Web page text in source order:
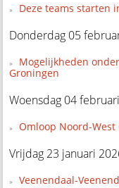
Deze teams starten
Donderdag 05
Mogelijkheden
Groningen
Woensdag 04
Omloop Noord-
Vrijdag 23 januari
Veenendaal-